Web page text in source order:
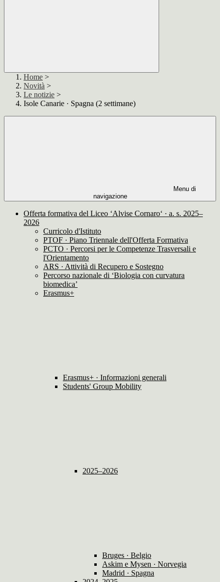
Home >
Novità >
Le notizie >
Isole Canarie · Spagna (2 settimane)
Menu di
navigazione
Offerta formativa del Liceo ‘Alvise Cornaro‘ · a. s. 2025–
2026
Curricolo d'Istituto
PTOF · Piano Triennale dell'Offerta Formativa
PCTO · Percorsi per le Competenze Trasversali e
l'Orientamento
ARS · Attività di Recupero e Sostegno
Percorso nazionale di ‘Biologia con curvatura
biomedica’
Erasmus+
Erasmus+ · Informazioni generali
Students' Group Mobility
2025–2026
Bruges · Belgio
Askim e Mysen · Norvegia
Madrid · Spagna